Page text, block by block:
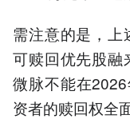
需注意的是，上
可赎回优先股融
微脉不能在
资者的赎回权全